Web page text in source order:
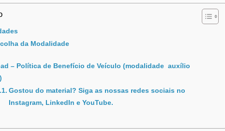
da Modalidade
– Política de Benefício de Veículo (modalidade auxílio
Gostou do material? Siga as nossas redes sociais no
Instagram, LinkedIn e YouTube.